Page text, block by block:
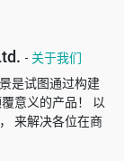
- 关于我们
是试图通过构建
意义的产品！ 以
来解决各位在商